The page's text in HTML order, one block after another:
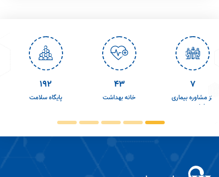
دانشگاه ایران-شبکه بهداشت و درمان قدس
50
خانه بهداشت
220
پایگاه سلامت
8
مشاوره بیماری
رفتاری